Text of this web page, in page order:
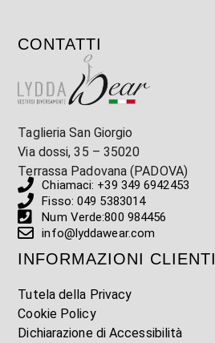
CONTATTI
Taglieria San Giorgio
Via dossi, 35 – 35020
Terrassa Padovana (PADOVA)
Chiamaci: +39 349 6942453
Fisso: 049 5383014
Num Verde:800 984456
info@lyddawear.com
INFORMAZIONI CLIENTI
Tutela della Privacy
Cookie Policy
Dichiarazione di Accessibilità